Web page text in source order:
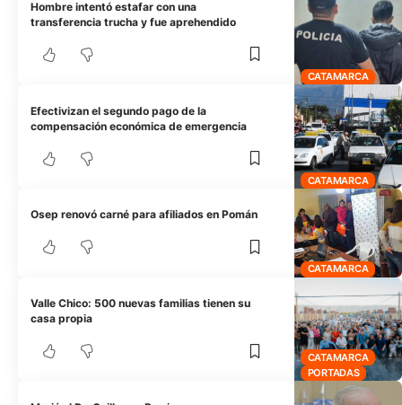
CATAMARCA
Hombre intentó estafar con una
transferencia trucha y fue aprehendido
CATAMARCA
Efectivizan el segundo pago de la
compensación económica de emergencia
CATAMARCA
Osep renovó carné para afiliados en Pomán
CATAMARCA
PORTADAS
Valle Chico: 500 nuevas familias tienen su
casa propia